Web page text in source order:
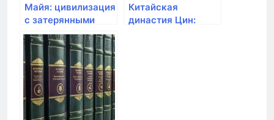
Майя: цивилизация
с затерянными
городами
Китайская
династия Цин: